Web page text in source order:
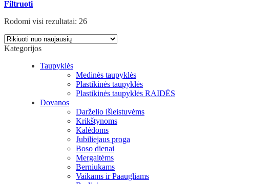
Filtruoti
Rodomi visi rezultatai: 26
Kategorijos
Taupyklės
Medinės taupyklės
Plastikinės taupyklės
Plastikinės taupyklės RAIDĖS
Dovanos
Darželio išleistuvėms
Krikštynoms
Kalėdoms
Jubiliejaus proga
Boso dienai
Mergaitėms
Berniukams
Vaikams ir Paaugliams